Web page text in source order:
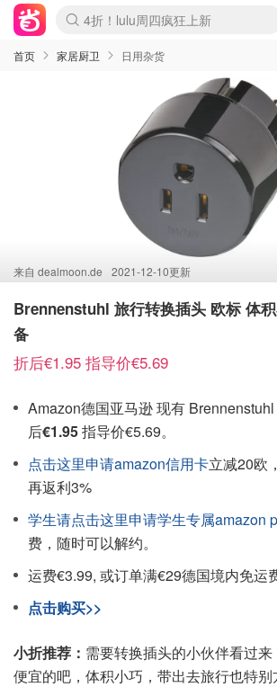
Boticinal 夏促开抢！
4折！lulu周四疯狂上新
还没结束！&OtherStories大促
Joybuy变相75折 随时失效
速领！Stanley独家85折
疑似霸哥！Camper额外叠85折
Zalando 奥莱闪促！每日更新
Moncler反季囤！5折起+叠9折
Coach Brooklyn仅€192
首页 家居厨卫 日用杂货
来自 dealmoon.de 2021-12-10更新
Brennenstuhl 旅行转换插头 欧标 体
备
折后€1.95 指导价€5.69
Amazon德国亚马逊 现有
后€1.95指导价€5.69。
点击这里申请amazon信用卡立减20欧
再返利3%
学生请点击这里申请学生专属amazon
费，随时可以解约。
运费€3.99, 或订单满€29德国境内免运费
点击购买>>
小折推荐： 需要转换插头的小伙伴看过
便宜的吧，体积小巧，带出去旅行也特